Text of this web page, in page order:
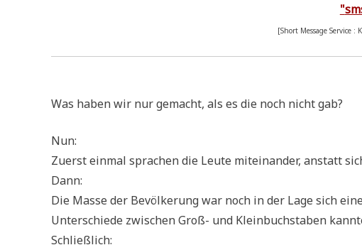
"
[Short Mes­sa­ge Ser­vice
Was haben wir nur gemacht, als es die noch nicht gab?
Nun:
Zuerst ein­mal spra­chen die Leu­te mit­ein­an­der, anstatt
Dann:
Die Mas­se der Bevöl­ke­rung war noch in der Lage sich
Unter­schie­de zwi­schen Groß- und Klein­buch­sta­ben
Schließlich: